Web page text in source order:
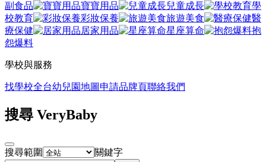
副食品
寶寶用品 兒童成長
學
校教育
彩妝保養 旅遊美食
醫
療保健
居家用品 星座算命
抱
怨爆料
學校與服務
找學校全台幼兒園地圖 申請品牌頁聯絡我們
搜尋 VeryBaby
搜尋範圍 關鍵字